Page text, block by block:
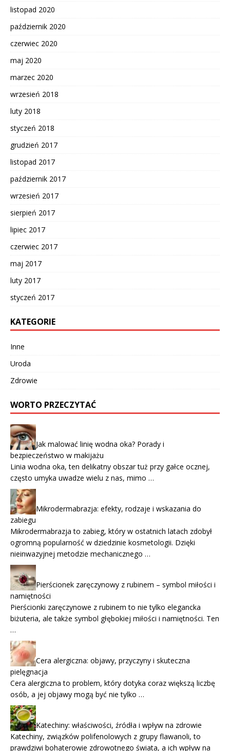
listopad 2020
październik 2020
czerwiec 2020
maj 2020
marzec 2020
wrzesień 2018
luty 2018
styczeń 2018
grudzień 2017
listopad 2017
październik 2017
wrzesień 2017
sierpień 2017
lipiec 2017
czerwiec 2017
maj 2017
luty 2017
styczeń 2017
KATEGORIE
Inne
Uroda
Zdrowie
WORTO PRZECZYTAĆ
Jak malować linię wodna oka? Porady i
bezpieczeństwo w makijażu
Linia wodna oka, ten delikatny obszar tuż przy gałce ocznej,
często umyka uwadze wielu z nas, mimo …
Mikrodermabrazja: efekty, rodzaje i wskazania do
zabiegu
Mikrodermabrazja to zabieg, który w ostatnich latach zdobył
ogromną popularność w dziedzinie kosmetologii. Dzięki
nieinwazyjnej metodzie mechanicznego …
Pierścionek zaręczynowy z rubinem – symbol miłości i
namiętności
Pierścionki zaręczynowe z rubinem to nie tylko elegancka
biżuteria, ale także symbol głębokiej miłości i namiętności. Ten
…
Cera alergiczna: objawy, przyczyny i skuteczna
pielęgnacja
Cera alergiczna to problem, który dotyka coraz większą liczbę
osób, a jej objawy mogą być nie tylko …
Katechiny: właściwości, źródła i wpływ na zdrowie
Katechiny, związków polifenolowych z grupy flawanoli, to
prawdziwi bohaterowie zdrowotnego świata, a ich wpływ na